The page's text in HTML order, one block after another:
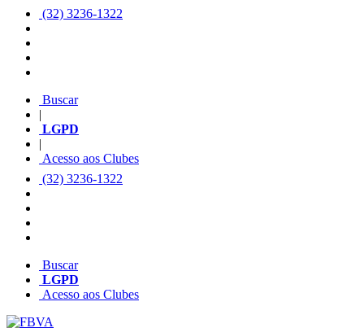
(32) 3236-1322
Buscar
|
LGPD
|
Acesso aos Clubes
(32) 3236-1322
Buscar
LGPD
Acesso aos Clubes